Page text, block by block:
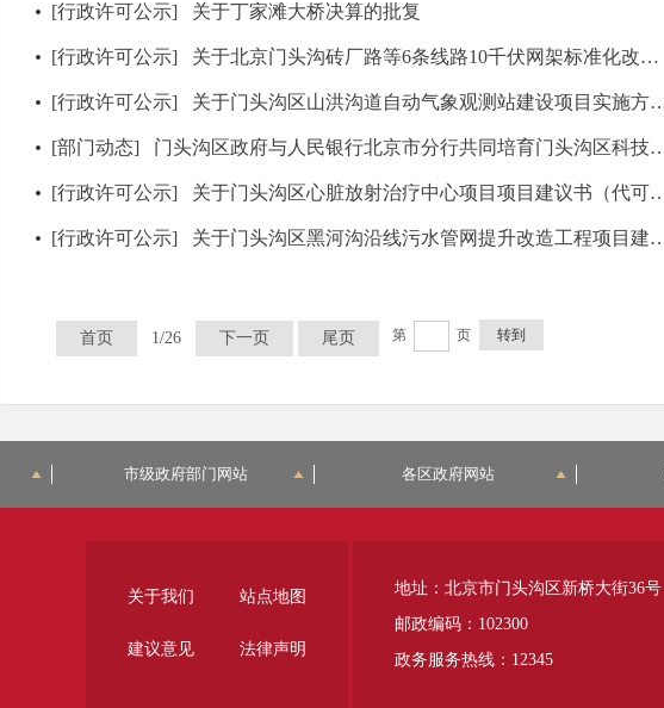
[行政许可公示] 关于丁家滩大桥决算的批复
[行政许可公示] 关于北京门头沟砖厂路等6条线路10千伏网架标准化改造工程核准等三个项目的批复
[行政许可公示] 关于门头沟区山洪沟道自动气象观测站建设项目实施方案的批复
[部门动态] 门头沟区政府与人民银行北京市分行共同培育门头沟区科技金融领军机构
[行政许可公示] 关于门头沟区心脏放射治疗中心项目项目建议书（代可行性研究报告）的批复
[行政许可公示] 关于门头沟区黑河沟沿线污水管网提升改造工程项目建议书（代可行性研究报告）的批复
首页 1/26 下一页 尾页 第 页 转到
市级政府部门网站 各区政府网站
地址：北京市门头沟区新桥大街36号
邮政编码：102300
政务服务热线：12345
关于我们 站点地图
建议意见 法律声明